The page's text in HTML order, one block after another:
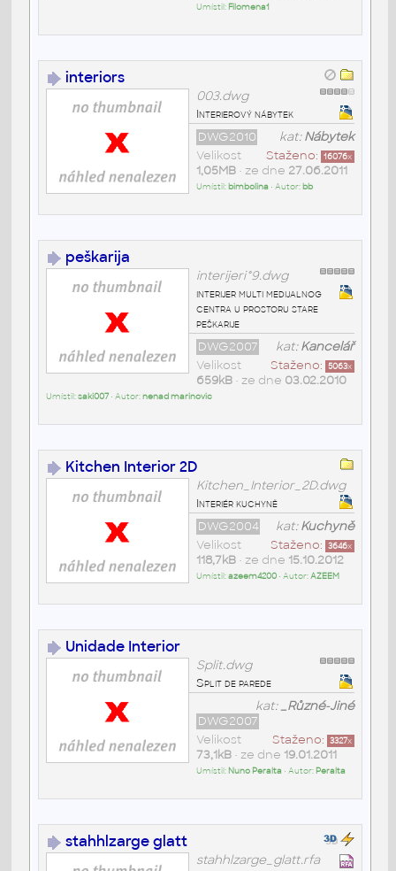
Umístil: Filomena1
interiors
003.dwg
Interierový nábytek
kat:Nábytek
DWG2010
Staženo: 16076x
Velikost
1,05MB• ze dne 27.06.2011
Umístil: bimbolina • Autor: bb
peškarija
interijeri°9.dwg
interijer multi medijalnog
centra u prostoru stare
peškarije
kat:Kancelář
DWG2007
Staženo: 5063x
Velikost
659kB• ze dne 03.02.2010
Umístil:saki007• Autor:nenad marinovic
Kitchen Interior 2D
Kitchen_Interior_2D.dwg
Interiér kuchyně
kat:Kuchyně
DWG2004
Staženo: 3646x
Velikost
118,7kB• ze dne 15.10.2012
Umístil:azeem4200• Autor:AZEEM
Unidade Interior
Split.dwg
Split de parede
kat:_Různé-Jiné
DWG2007
Staženo: 3327x
Velikost
73,1kB• ze dne 19.01.2011
Umístil: Nuno Peralta • Autor: Peralta
stahhlzarge glatt
stahhlzarge_glatt.rfa